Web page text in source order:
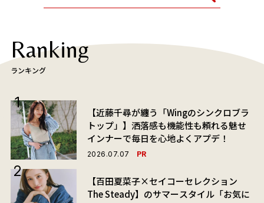
Ranking
ランキング
【近藤千尋が纏う「Wingのシンクロブラ
トップ」】洒落感も機能性も頼れる魅せ
インナーで毎日を心地よくアプデ！
2026.07.07 PR
【百田夏菜子×セイコーセレクション
The Steady】のサマースタイル「お気に